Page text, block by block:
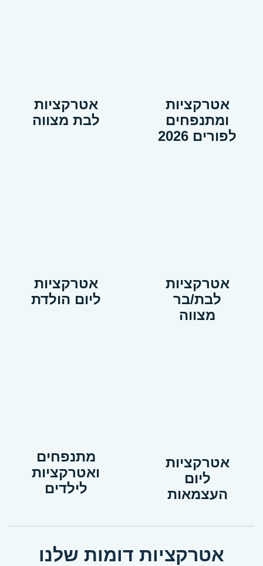
אטרקציות
ומתנפחים
לפורים 2026
אטרקציות
לבת מצווה
אטרקציות
לבת/בר
מצווה
אטרקציות
ליום הולדת
אטרקציות
ליום
העצמאות
מתנפחים
ואטרקציות
לילדים
אטרקציות דומות שלנו